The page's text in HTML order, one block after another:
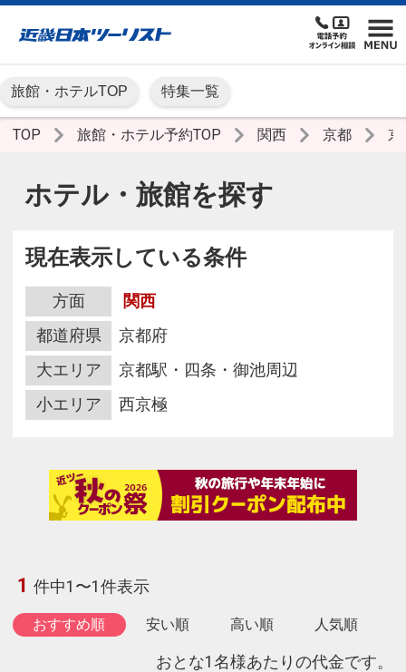
旅館・ホテルTOP 特集一覧
TOP 旅館・ホテル予約TOP 関西 京都 京
ホテル・旅館を探す
現在表示している条件
方面
関西
都道府県
京都府
大エリア
京都駅・四条・御池周辺
小エリア
西京極
1 件中1〜1件表示
おすすめ順 安い順 高い順 人気順
おとな1名様あたりの代金です。